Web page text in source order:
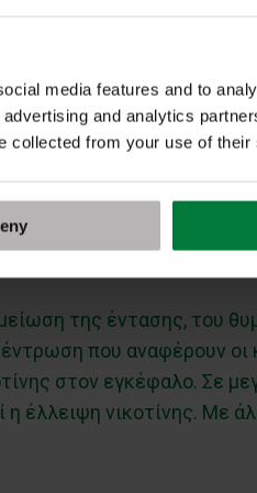
media features and to
and analytics
collected from your use of
ουσία, παρουσιάζει
διεγερτικό, φαίνεται
μείωση των
ενώ συχνά
της έντασης, του
που αναφέρουν οι
στον εγκέφαλο. Σε
νικοτίνης. Με